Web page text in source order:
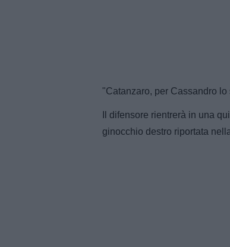
"Catanzaro, per Cassandro
Il difensore rientrerà in una
ginocchio destro riportata